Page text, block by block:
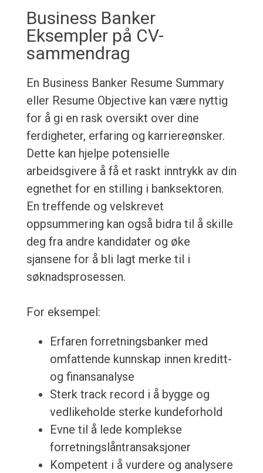
Business Banker
Eksempler på CV-
sammendrag
En Business Banker Resume Summary
eller Resume Objective kan være nyttig
for å gi en rask oversikt over dine
ferdigheter, erfaring og karriereønsker.
Dette kan hjelpe potensielle
arbeidsgivere å få et raskt inntrykk av din
egnethet for en stilling i banksektoren.
En treffende og velskrevet
oppsummering kan også bidra til å skille
deg fra andre kandidater og øke
sjansene for å bli lagt merke til i
søknadsprosessen.
For eksempel:
Erfaren forretningsbanker med
omfattende kunnskap innen kreditt-
og finansanalyse
Sterk track record i å bygge og
vedlikeholde sterke kundeforhold
Evne til å lede komplekse
forretningslåntransaksjoner
Kompetent i å vurdere og analysere